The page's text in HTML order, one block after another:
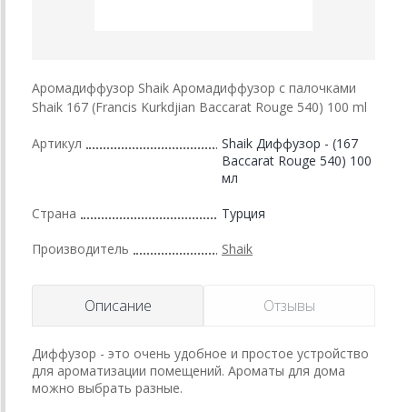
Аромадиффузор Shaik Аромадиффузор с палочками
Shaik 167 (Francis Kurkdjian Baccarat Rouge 540) 100 ml
Артикул
Shaik Диффузор - (167
Baccarat Rouge 540) 100
мл
Страна Турция
Производитель Shaik
Описание Отзывы
Диффузор - это очень удобное и простое устройство
для ароматизации помещений. Ароматы для дома
можно выбрать разные.